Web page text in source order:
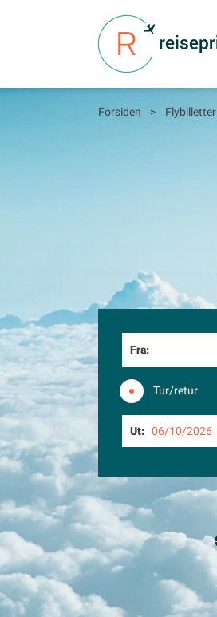
Forsiden > Flybilletter
Fra:
Tur/retur
Ut: 06/10/2026